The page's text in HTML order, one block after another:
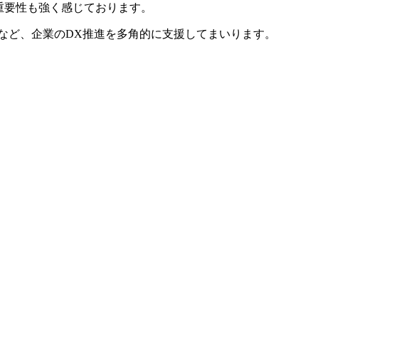
性も強く感じております。
、企業のDX推進を多角的に支援してまいります。